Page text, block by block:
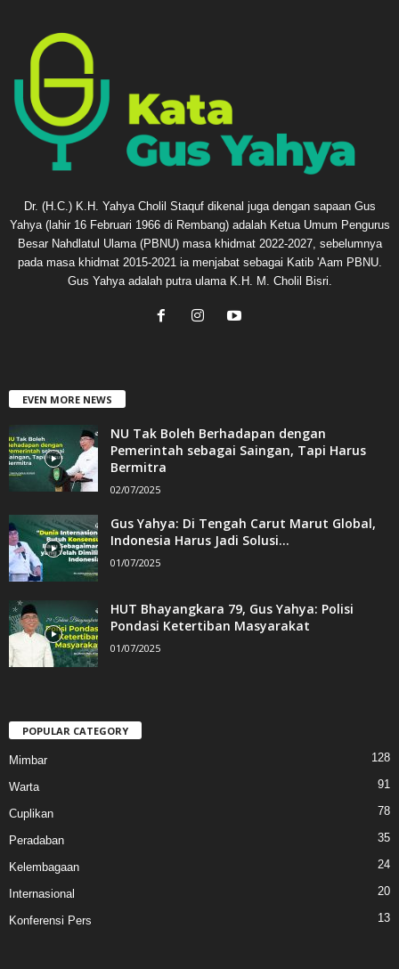
Dr. (H.C.) K.H. Yahya Cholil Staquf dikenal juga dengan sapaan Gus
Yahya (lahir 16 Februari 1966 di Rembang) adalah Ketua Umum Pengurus
Besar Nahdlatul Ulama (PBNU) masa khidmat 2022-2027, sebelumnya
pada masa khidmat 2015-2021 ia menjabat sebagai Katib 'Aam PBNU.
Gus Yahya adalah putra ulama K.H. M. Cholil Bisri.
EVEN MORE NEWS
NU Tak Boleh Berhadapan dengan
Pemerintah sebagai Saingan, Tapi Harus
Bermitra
02/07/2025
Gus Yahya: Di Tengah Carut Marut Global,
Indonesia Harus Jadi Solusi...
01/07/2025
HUT Bhayangkara 79, Gus Yahya: Polisi
Pondasi Ketertiban Masyarakat
01/07/2025
POPULAR CATEGORY
Mimbar 128
Warta 91
Cuplikan 78
Peradaban 35
Kelembagaan 24
Internasional 20
Konferensi Pers 13